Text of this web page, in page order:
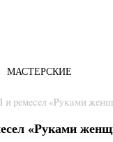
МАСТЕРСКИЕ
ремесел «Руками
«Руками